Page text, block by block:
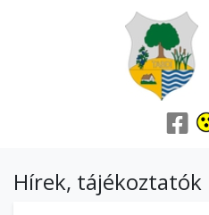
Hírek, tájékoztatók